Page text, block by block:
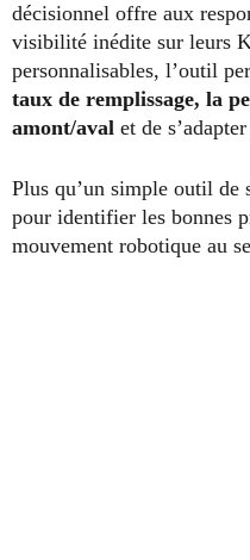
décisionnel offre aux
visibilité inédite sur leurs
personnalisables, l’outil
taux de remplissage, la
amont/aval et de
Plus qu’un simple outil
pour identifier les bonnes
mouvement robotique au